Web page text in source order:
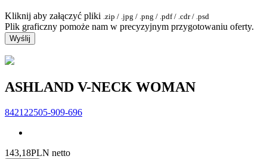
Kliknij aby załączyć pliki .zip / .jpg / .png / .pdf / .cdr / .psd
Plik graficzny pomoże nam w precyzyjnym przygotowaniu oferty.
Wyślij
ASHLAND V-NECK WOMAN
842122505-909-696
143,18PLN netto